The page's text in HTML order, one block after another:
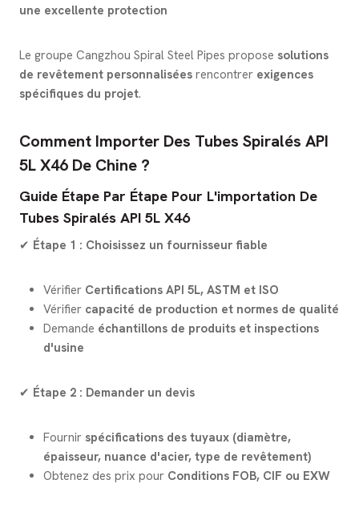
une excellente protection
Le groupe Cangzhou Spiral Steel Pipes propose solutions
de revêtement personnalisées rencontrer exigences
spécifiques du projet.
Comment Importer Des Tubes Spiralés API
5L X46 De Chine ?
Guide Étape Par Étape Pour L'importation De
Tubes Spiralés API 5L X46
✔ Étape 1 : Choisissez un fournisseur fiable
Vérifier Certifications API 5L, ASTM et ISO
Vérifier capacité de production et normes de qualité
Demande échantillons de produits et inspections
d'usine
✔ Étape 2 : Demander un devis
Fournir spécifications des tuyaux (diamètre,
épaisseur, nuance d'acier, type de revêtement)
Obtenez des prix pour Conditions FOB, CIF ou EXW